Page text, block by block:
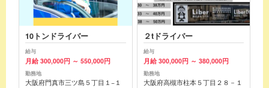
10トンドライバー
給与
月給 300,000円 ～ 550,000円
勤務地
大阪府門真市三ツ島５丁目１−１
２tドライバー
給与
月給 300,000円 ～ 380,000円
勤務地
大阪府高槻市柱本５丁目２８－１